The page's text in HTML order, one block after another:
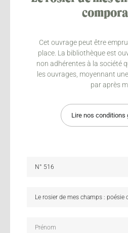
Cet ouvrage peut être
place. La bibliothèque est
non adhérentes à la société
les ouvrages, moyennant
par après
Lire nos conditions